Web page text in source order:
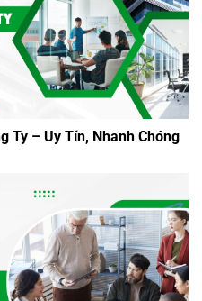
Ty – Uy Tín, Nhanh Chóng